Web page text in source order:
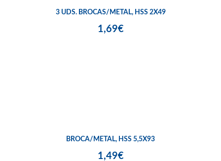
3 UDS. BROCAS/METAL, HSS 2X49
1,69€
BROCA/METAL, HSS 5,5X93
1,49€